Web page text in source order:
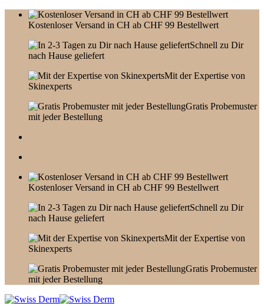
Skip
Kostenloser Versand in CH ab CHF 99 Bestellwert
Schnell zu Dir
nach Hause geliefert
Mit der Expertise von
Skinexperts
Gratis Probemuster
mit jeder Bestellung
Kostenloser Versand in CH ab CHF 99 Bestellwert
Schnell zu Dir
nach Hause geliefert
Mit der Expertise von
Skinexperts
Gratis Probemuster
mit jeder Bestellung